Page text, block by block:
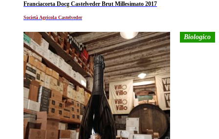
Franciacorta Docg Castelveder Brut Millesimato 2017
Società Agricola Castelveder
Biologico